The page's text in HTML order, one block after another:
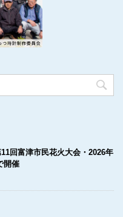
回富津市民花火大会・2026年
開催